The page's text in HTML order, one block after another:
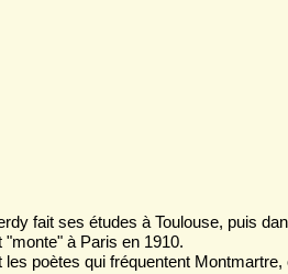
fait ses études à Toulouse, puis
à Paris en 1910.
poètes qui fréquentent